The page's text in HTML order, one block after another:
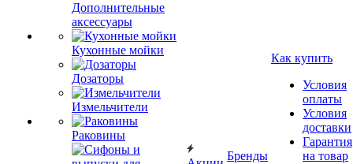
Дополнительные
аксессуары
Кухонные мойки
Дозаторы
Измельчители
Раковины
Бренды
Как купить
Условия
оплаты
Условия
доставки
Гарантия
на товар